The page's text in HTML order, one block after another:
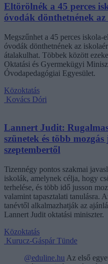
Eltörölnék a 45 perces
óvodák dönthetnének az
Megszűnhet a 45 perces iskola-
óvodák dönthetnének az
átalakulhat. Többek között
Oktatási és Gyermekügyi
Óvodapedagógiai Egyesület.
Közoktatás
Kovács Dóri
Lannert Judit:
szünetek és több
szeptembertől
Tizennégy pontos szakmai
iskolák, amelynek célja, hogy
terhelése, és több idő jusson
valamint tapasztalati tanulásra.
tanévtől alkalmazhatják az
Lannert Judit oktatási miniszter.
Közoktatás
Kurucz-Gáspár Tünde
@eduline.hu Az első